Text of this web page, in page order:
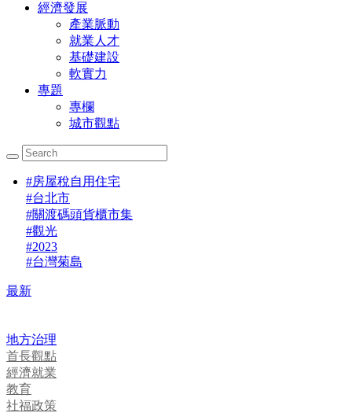
經濟發展
產業脈動
就業人才
基礎建設
軟實力
專題
專欄
城市觀點
#房屋稅自用住宅
#台北市
#關渡碼頭貨櫃市集
#觀光
#2023
#台灣菊島
最新
地方治理
首長觀點
經濟就業
教育
社福政策